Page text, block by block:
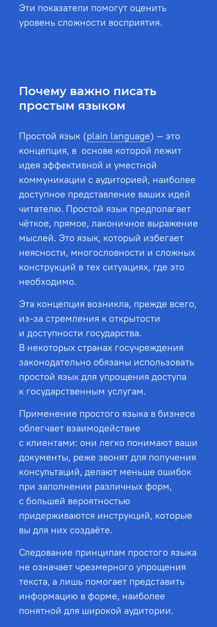
Эти показатели помогут оценить
уровень сложности восприятия.
Почему важно писать
простым языком
Простой язык (plain language) — это
концепция, в основе которой лежит
идея эффективной и уместной
коммуникации с аудиторией, наиболее
доступное представление ваших идей
читателю. Простой язык предполагает
чёткое, прямое, лаконичное выражение
мыслей. Это язык, который избегает
неясности, многословности и сложных
конструкций в тех ситуациях, где это
необходимо.
Эта концепция возникла, прежде всего,
из-за стремления к открытости
и доступности государства.
В некоторых странах госучреждения
законодательно обязаны использовать
простой язык для упрощения доступа
к государственным услугам.
Применение простого языка в бизнесе
облегчает взаимодействие
с клиентами: они легко понимают ваши
документы, реже звонят для получения
консультаций, делают меньше ошибок
при заполнении различных форм,
с большей вероятностью
придерживаются инструкций, которые
вы для них создаёте.
Следование принципам простого языка
не означает чрезмерного упрощения
текста, а лишь помогает представить
информацию в форме, наиболее
понятной для широкой аудитории.